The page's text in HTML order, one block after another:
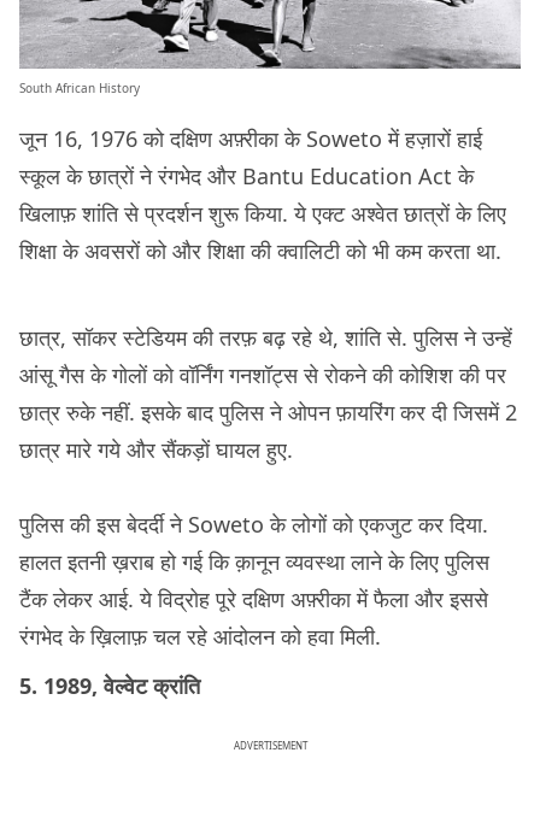
South African History
जून 16, 1976 को दक्षिण अफ़्रीका के Soweto में हज़ारों हाई
स्कूल के छात्रों ने रंगभेद और Bantu Education Act के
खिलाफ़ शांति से प्रदर्शन शुरू किया. ये एक्ट अश्वेत छात्रों के लिए
शिक्षा के अवसरों को और शिक्षा की क्वालिटी को भी कम करता था.
छात्र, सॉकर स्टेडियम की तरफ़ बढ़ रहे थे, शांति से. पुलिस ने उन्हें
आंसू गैस के गोलों को वॉर्निंग गनशॉट्स से रोकने की कोशिश की पर
छात्र रुके नहीं. इसके बाद पुलिस ने ओपन फ़ायरिंग कर दी जिसमें 2
छात्र मारे गये और सैंकड़ों घायल हुए.
पुलिस की इस बेदर्दी ने Soweto के लोगों को एकजुट कर दिया.
हालत इतनी ख़राब हो गई कि क़ानून व्यवस्था लाने के लिए पुलिस
टैंक लेकर आई. ये विद्रोह पूरे दक्षिण अफ़्रीका में फैला और इससे
रंगभेद के ख़िलाफ़ चल रहे आंदोलन को हवा मिली.
5. 1989, वेल्वेट क्रांति
ADVERTISEMENT